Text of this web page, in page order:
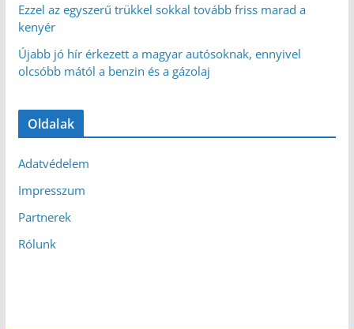
Ezzel az egyszerű trükkel sokkal tovább friss marad a
kenyér
Újabb jó hír érkezett a magyar autósoknak, ennyivel
olcsóbb mától a benzin és a gázolaj
Oldalak
Adatvédelem
Impresszum
Partnerek
Rólunk